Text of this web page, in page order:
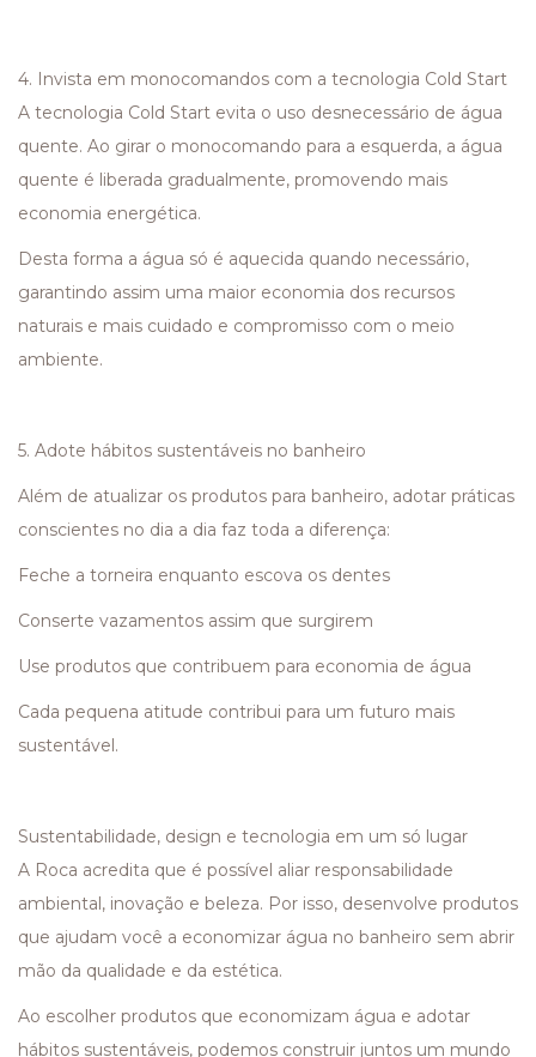
4. Invista em monocomandos com a tecnologia Cold Start
A tecnologia Cold Start evita o uso desnecessário de água
quente. Ao girar o monocomando para a esquerda, a água
quente é liberada gradualmente, promovendo mais
economia energética.
Desta forma a água só é aquecida quando necessário,
garantindo assim uma maior economia dos recursos
naturais e mais cuidado e compromisso com o meio
ambiente.
5. Adote hábitos sustentáveis no banheiro
Além de atualizar os produtos para banheiro, adotar práticas
conscientes no dia a dia faz toda a diferença:
Feche a torneira enquanto escova os dentes
Conserte vazamentos assim que surgirem
Use produtos que contribuem para economia de água
Cada pequena atitude contribui para um futuro mais
sustentável.
Sustentabilidade, design e tecnologia em um só lugar
A Roca acredita que é possível aliar responsabilidade
ambiental, inovação e beleza. Por isso, desenvolve produtos
que ajudam você a economizar água no banheiro sem abrir
mão da qualidade e da estética.
Ao escolher produtos que economizam água e adotar
hábitos sustentáveis, podemos construir juntos um mundo